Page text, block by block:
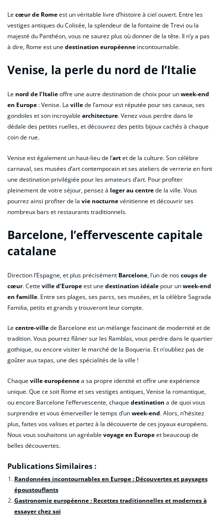
Lecœur de Romeest un véritable livre d’histoire à ciel ouvert. Entre les
vestiges antiques du Colisée, la splendeur de la fontaine de Trevi ou la
majesté du Panthéon, vous ne saurez plus où donner de la tête. Il n’y a pas
à dire, Rome est unedestination européenne incontournable.
Venise, la perle du nord de l’Italie
Le nord de l’Italieoffre une autre destination de choix pour unweek-end
en Europe : Venise. La villede l’amour est réputée pour ses canaux, ses
gondoles et son incroyablearchitecture. Venez vous perdre dans le
dédale des petites ruelles, et découvrez des petits bijoux cachés à chaque
coin de rue.
Venise est également un haut-lieu de l’artet de la culture. Son célèbre
carnaval, ses musées d’art contemporain et ses ateliers de verrerie en font
une destination privilégiée pour les amateurs d’art. Pour profiter
pleinement de votre séjour, pensez à loger au centrede la ville. Vous
pourrez ainsi profiter de la vie nocturnevénitienne et découvrir ses
nombreux bars et restaurants traditionnels.
Barcelone, l’effervescente capitale
catalane
Direction l’Espagne, et plus précisément Barcelone, l’un de noscoups de
cœur. Cetteville d’Europeest unedestination idéale pour unweek-end
en famille. Entre ses plages, ses parcs, ses musées, et la célèbre Sagrada
Familia, petits et grands y trouveront leur compte.
Lecentre-villede Barcelone est un mélange fascinant de modernité et de
tradition. Vous pourrez flâner sur les Ramblas, vous perdre dans le quartier
gothique, ou encore visiter le marché de la Boqueria. Et n’oubliez pas de
goûter aux tapas, une des spécialités de la ville !
Chaqueville européennea sa propre identité et offre une expérience
unique. Que ce soit Rome et ses vestiges antiques, Venise la romantique,
ou encore Barcelone l’effervescente, chaquedestination a de quoi vous
surprendre et vous émerveiller le temps d’unweek-end. Alors, n’hésitez
plus, faites vos valises et partez à la découverte de ces joyaux européens.
Nous vous souhaitons un agréablevoyage en Europeet beaucoup de
belles découvertes.
Publications Similaires :
Randonnées incontournables en Europe : Découvertes et paysages
époustouflants
Gastronomie européenne : Recettes traditionnelles et modernes à
essayer chez soi